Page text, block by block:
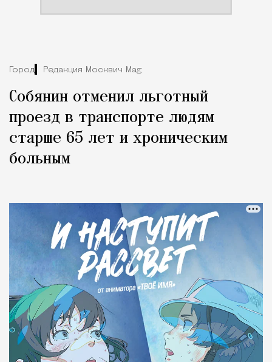
Город Редакция Москвич Mag
Собянин отменил льготный
проезд в транспорте людям
старше 65 лет и хроническим
больным